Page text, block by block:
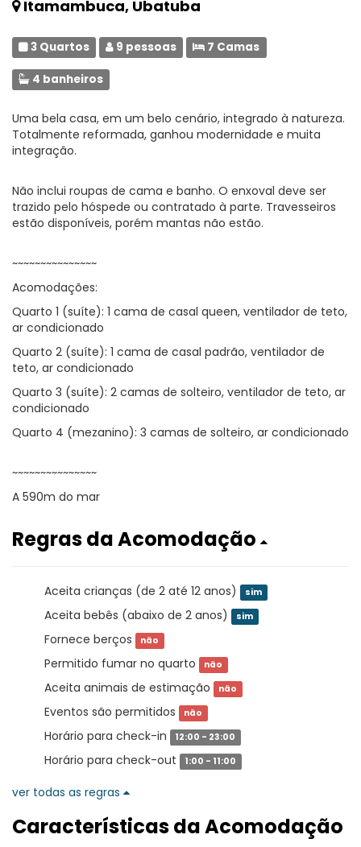
Itamambuca, Ubatuba
3 Quartos 9 pessoas 7 Camas
4 banheiros
Uma bela casa, em um belo cenário, integrado à natureza.
Totalmente reformada, ganhou modernidade e muita
integração.
Não inclui roupas de cama e banho. O enxoval deve ser
trazido pelo hóspede ou contratado à parte. Travesseiros
estão disponíveis, porém mantas não estão.
~~~~~~~~~~~~~~~
Acomodações:
Quarto 1 (suíte): 1 cama de casal queen, ventilador de teto,
ar condicionado
Quarto 2 (suíte): 1 cama de casal padrão, ventilador de
teto, ar condicionado
Quarto 3 (suíte): 2 camas de solteiro, ventilador de teto, ar
condicionado
Quarto 4 (mezanino): 3 camas de solteiro, ar condicionado
~~~~~~~~~~~~~~~
A 590m do mar
Regras da Acomodação
Aceita crianças (de 2 até 12 anos) sim
Aceita bebês (abaixo de 2 anos) sim
Fornece berços não
Permitido fumar no quarto não
Aceita animais de estimação não
Eventos são permitidos não
Horário para check-in 12:00 - 23:00
Horário para check-out 1:00 - 11:00
ver todas as regras
Características da Acomodação